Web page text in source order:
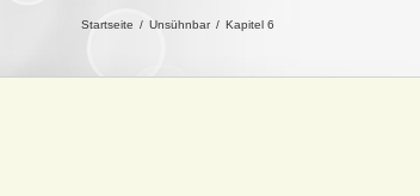
Startseite Unsühnbar Kapitel 6